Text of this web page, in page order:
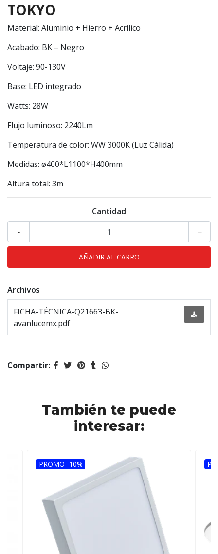
TOKYO
Material: Aluminio + Hierro + Acrílico
Acabado: BK – Negro
Voltaje: 90-130V
Base: LED integrado
Watts: 28W
Flujo luminoso: 2240Lm
Temperatura de color: WW 3000K (Luz Cálida)
Medidas: ø400*L1100*H400mm
Altura total: 3m
Cantidad
+
-
Archivos
FICHA-TÉCNICA-Q21663-BK-
avanlucemx.pdf
Compartir:
También te puede
interesar:
PROMO -10%